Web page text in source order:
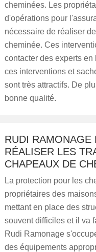
cheminées. Les
d'opérations pour
nécessaire de réaliser
cheminée. Ces
contacter des experts
ces interventions et
sont très attractifs. De
bonne qualité.
RUDI RAMONAGE
RÉALISER LES
CHAPEAUX DE
La protection pour les
propriétaires des
mettant en place des
souvent difficiles et il va
Rudi Ramonage
des équipements